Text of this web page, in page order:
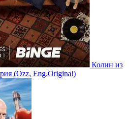
Колин из
(Ozz, Eng.Original)